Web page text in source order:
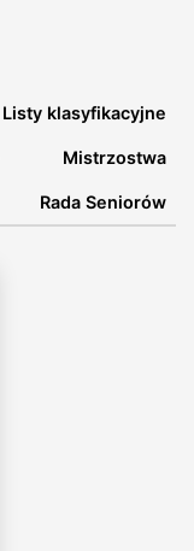
Listy klasyfikacyjne
Mistrzostwa
Rada Seniorów